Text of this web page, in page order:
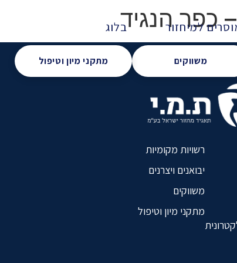
למיחזור בלוג
משווקים מתקני מיון וטיפול
כפר הנגיד
רשויות מקומיות
יבואנים ויצרנים
משווקים
מתקני מיון וטיפול